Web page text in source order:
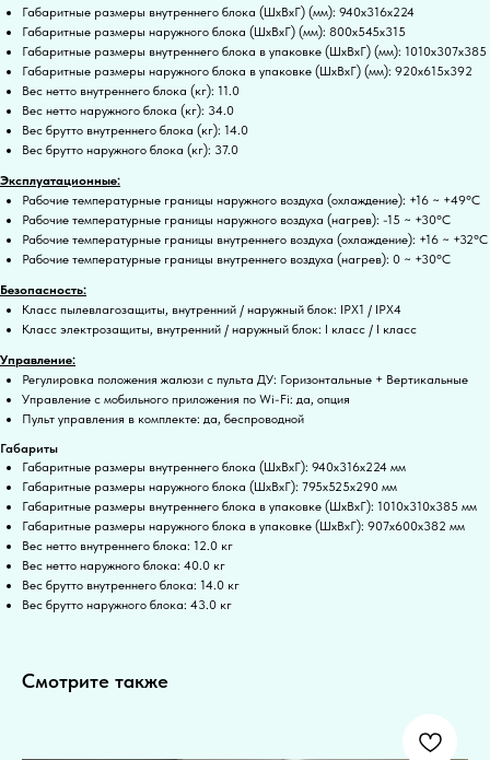
Габаритные размеры внутреннего блока (ШxВxГ) (мм): 940x316x224
Габаритные размеры наружного блока (ШxВxГ) (мм): 800x545x315
Габаритные размеры внутреннего блока в упаковке (ШxВxГ) (мм): 1010x307x385
Габаритные размеры наружного блока в упаковке (ШxВxГ) (мм): 920x615x392
Вес нетто внутреннего блока (кг): 11.0
Вес нетто наружного блока (кг): 34.0
Вес брутто внутреннего блока (кг): 14.0
Вес брутто наружного блока (кг): 37.0
Эксплуатационные:
Рабочие температурные границы наружного воздуха (охлаждение): +16 ~ +49°C
Рабочие температурные границы наружного воздуха (нагрев): -15 ~ +30°C
Рабочие температурные границы внутреннего воздуха (охлаждение): +16 ~ +32°C
Рабочие температурные границы внутреннего воздуха (нагрев): 0 ~ +30°C
Безопасность:
Класс пылевлагозащиты, внутренний / наружный блок: IPX1 / IPX4
Класс электрозащиты, внутренний / наружный блок: I класс / I класс
Управление:
Регулировка положения жалюзи с пульта ДУ: Горизонтальные + Вертикальные
Управление c мобильного приложения по Wi-Fi: да, опция
Пульт управления в комплекте: да, беспроводной
Габариты
Габаритные размеры внутреннего блока (ШxВxГ): 940x316x224 мм
Габаритные размеры наружного блока (ШxВxГ): 795x525x290 мм
Габаритные размеры внутреннего блока в упаковке (ШxВxГ): 1010x310x385 мм
Габаритные размеры наружного блока в упаковке (ШxВxГ): 907x600x382 мм
Вес нетто внутреннего блока: 12.0 кг
Вес нетто наружного блока: 40.0 кг
Вес брутто внутреннего блока: 14.0 кг
Вес брутто наружного блока: 43.0 кг
Смотрите также